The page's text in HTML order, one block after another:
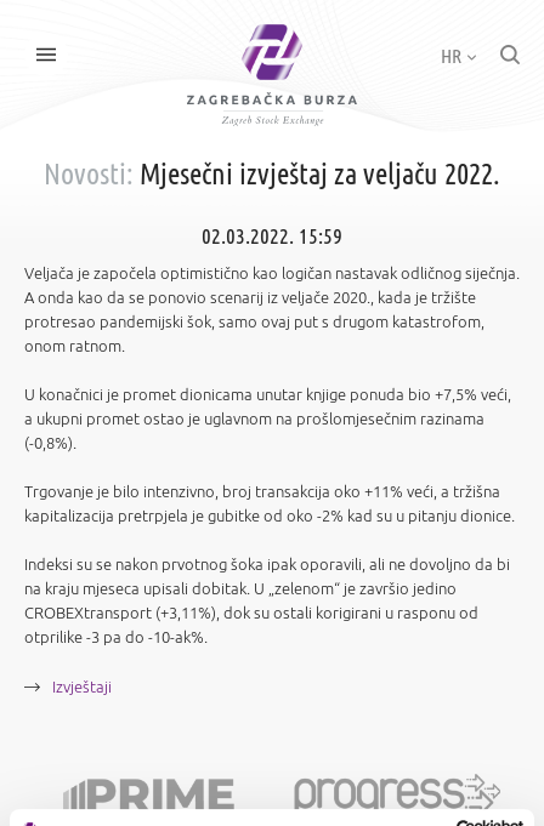
HR
Novosti: Mjesečni izvještaj za veljaču 2022.
02.03.2022. 15:59
Veljača je započela optimistično kao logičan nastavak odličnog siječnja.
A onda kao da se ponovio scenarij iz veljače 2020., kada je tržište
protresao pandemijski šok, samo ovaj put s drugom katastrofom,
onom ratnom.
U konačnici je promet dionicama unutar knjige ponuda bio +7,5% veći,
a ukupni promet ostao je uglavnom na prošlomjesečnim razinama
(-0,8%).
Trgovanje je bilo intenzivno, broj transakcija oko +11% veći, a tržišna
kapitalizacija pretrpjela je gubitke od oko -2% kad su u pitanju dionice.
Indeksi su se nakon prvotnog šoka ipak oporavili, ali ne dovoljno da bi
na kraju mjeseca upisali dobitak. U „zelenom“ je završio jedino
CROBEXtransport (+3,11%), dok su ostali korigirani u rasponu od
otprilike -3 pa do -10-ak%.
Izvještaji